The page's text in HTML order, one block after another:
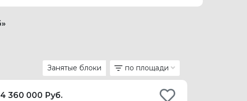
Занятые блоки по площади
360 000 Руб.